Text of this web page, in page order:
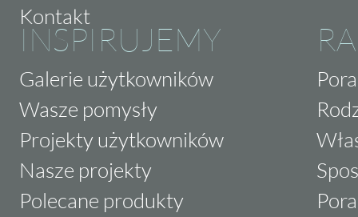
Kontakt
INSPIRUJEMY
Galerie użytkowników
Wasze pomysły
Projekty użytkowników
Nasze projekty
Polecane produkty